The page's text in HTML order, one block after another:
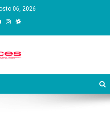
06, 2026
de
Educación